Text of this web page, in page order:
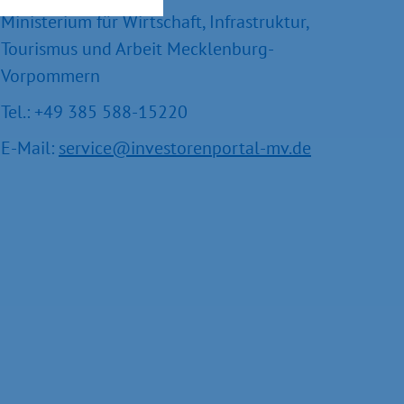
Ministerium für Wirtschaft, Infrastruktur,
Tourismus und Arbeit Mecklenburg-
Vorpommern
Tel.: +49 385 588-15220
E-Mail: service@investorenportal-mv.de